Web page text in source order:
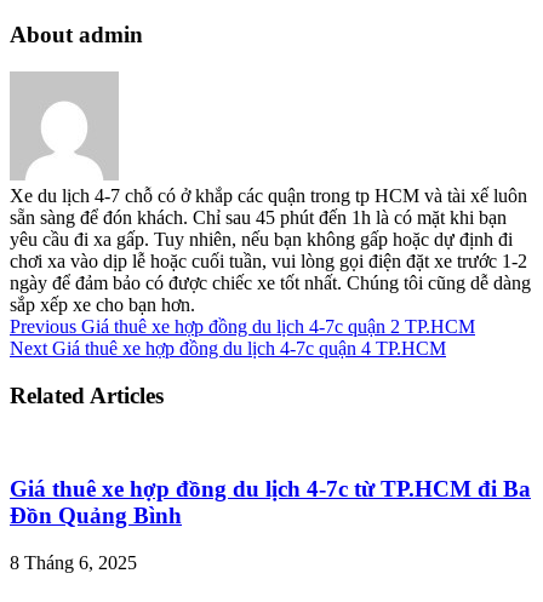
About admin
Xe du lịch 4-7 chỗ có ở khắp các quận trong tp HCM và tài xế luôn
sẵn sàng để đón khách. Chỉ sau 45 phút đến 1h là có mặt khi bạn
yêu cầu đi xa gấp. Tuy nhiên, nếu bạn không gấp hoặc dự định đi
chơi xa vào dịp lễ hoặc cuối tuần, vui lòng gọi điện đặt xe trước 1-2
ngày để đảm bảo có được chiếc xe tốt nhất. Chúng tôi cũng dễ dàng
sắp xếp xe cho bạn hơn.
Previous Giá thuê xe hợp đồng du lịch 4-7c quận 2 TP.HCM
Next Giá thuê xe hợp đồng du lịch 4-7c quận 4 TP.HCM
Related Articles
Giá thuê xe hợp đồng du lịch 4-7c từ TP.HCM đi Ba
Đồn Quảng Bình
8 Tháng 6, 2025